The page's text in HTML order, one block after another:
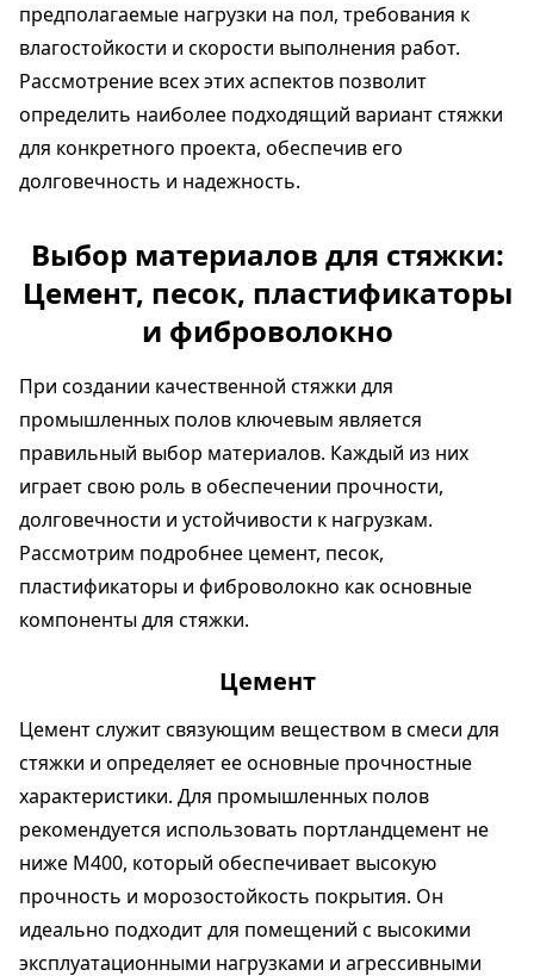
предполагаемые нагрузки на пол, требования к
влагостойкости и скорости выполнения работ.
Рассмотрение всех этих аспектов позволит
определить наиболее подходящий вариант стяжки
для конкретного проекта, обеспечив его
долговечность и надежность.
Выбор материалов для стяжки:
Цемент, песок, пластификаторы
и фиброволокно
При создании качественной стяжки для
промышленных полов ключевым является
правильный выбор материалов. Каждый из них
играет свою роль в обеспечении прочности,
долговечности и устойчивости к нагрузкам.
Рассмотрим подробнее цемент, песок,
пластификаторы и фиброволокно как основные
компоненты для стяжки.
Цемент
Цемент служит связующим веществом в смеси для
стяжки и определяет ее основные прочностные
характеристики. Для промышленных полов
рекомендуется использовать портландцемент не
ниже М400, который обеспечивает высокую
прочность и морозостойкость покрытия. Он
идеально подходит для помещений с высокими
эксплуатационными нагрузками и агрессивными